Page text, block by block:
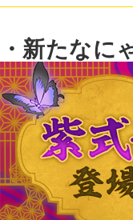
・新たなに